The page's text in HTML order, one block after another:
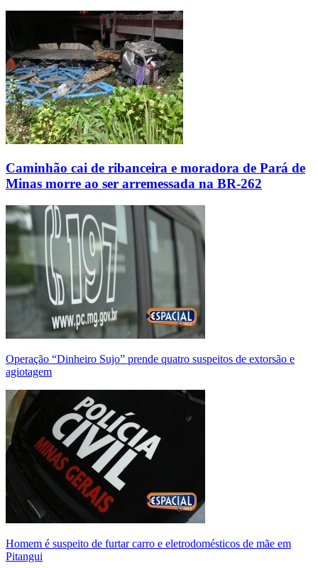
Caminhão cai de ribanceira e moradora de Pará de
Minas morre ao ser arremessada na BR-262
Operação “Dinheiro Sujo” prende quatro suspeitos de extorsão e
agiotagem
Homem é suspeito de furtar carro e eletrodomésticos de mãe em
Pitangui